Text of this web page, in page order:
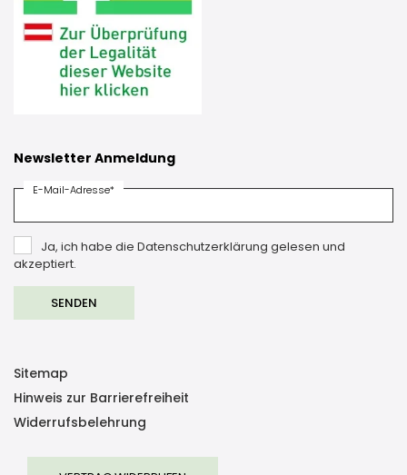
Newsletter Anmeldung
E-Mail-Adresse*
Ja, ich habe die Datenschutzerklärung gelesen und
akzeptiert.
Sitemap
Hinweis zur Barrierefreiheit
Widerrufsbelehrung